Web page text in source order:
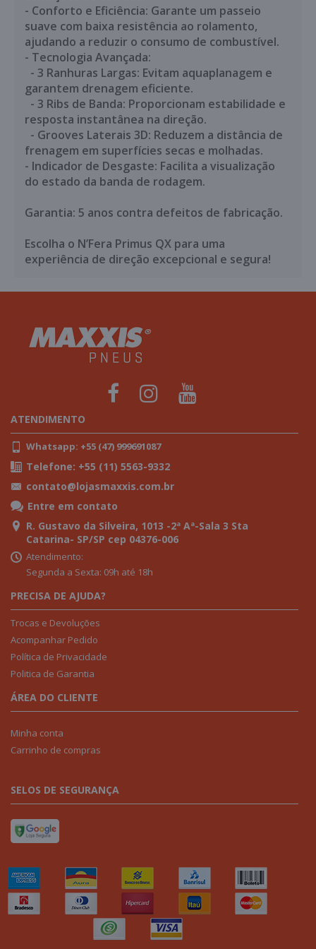
- Conforto e Eficiência: Garante um passeio
suave com baixa resistência ao rolamento,
ajudando a reduzir o consumo de combustível.
- Tecnologia Avançada:
- 3 Ranhuras Largas: Evitam aquaplanagem e
garantem drenagem eficiente.
- 3 Ribs de Banda: Proporcionam estabilidade e
resposta instantânea na direção.
- Grooves Laterais 3D: Reduzem a distância de
frenagem em superfícies secas e molhadas.
- Indicador de Desgaste: Facilita a visualização
do estado da banda de rodagem.
Garantia: 5 anos contra defeitos de fabricação.
Escolha o N’Fera Primus QX para uma
experiência de direção excepcional e segura!
ATENDIMENTO
Whatsapp: +55 (47) 999691087
Telefone: +55 (11) 5563-9332
contato@lojasmaxxis.com.br
Entre em contato
R. Gustavo da Silveira, 1013 -2ª Aª-Sala 3 Sta
Catarina- SP/SP cep 04376-006
Atendimento:
Segunda a Sexta: 09h até 18h
PRECISA DE AJUDA?
Trocas e Devoluções
Acompanhar Pedido
Política de Privacidade
Politica de Garantia
ÁREA DO CLIENTE
Minha conta
Carrinho de compras
SELOS DE SEGURANÇA